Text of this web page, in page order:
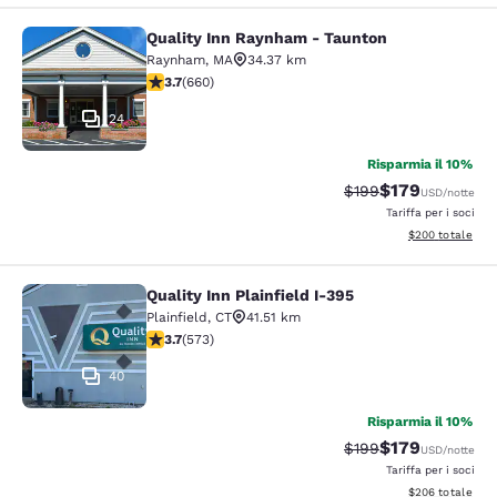
Quality Inn Raynham - Taunton
24
Quality Inn Raynham - Taunton
Raynham, MA
34.37 km
Valutazione di 3.66 stelle. Buono. 660 recensioni
3.7(660)
Risparmia il 10%
Tariffa di barratura:
$199Tariffa
$179USD/notte
Tariffa per i soci
Visualizza i
$200 totale
Quality Inn Plainfield I-395
40
Quality Inn Plainfield I-395
Plainfield, CT
41.51 km
Valutazione di 3.68 stelle. Buono. 573 recensioni
3.7(573)
Risparmia il 10%
Tariffa di barratura:
$199Tariffa
$179USD/notte
Tariffa per i soci
Visualizza i
$206 totale